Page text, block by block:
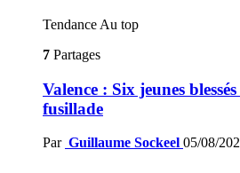
Tendance Au top
7 Partages
Valence : Six jeunes
fusillade
Par Guillaume Sockeel 05/08/